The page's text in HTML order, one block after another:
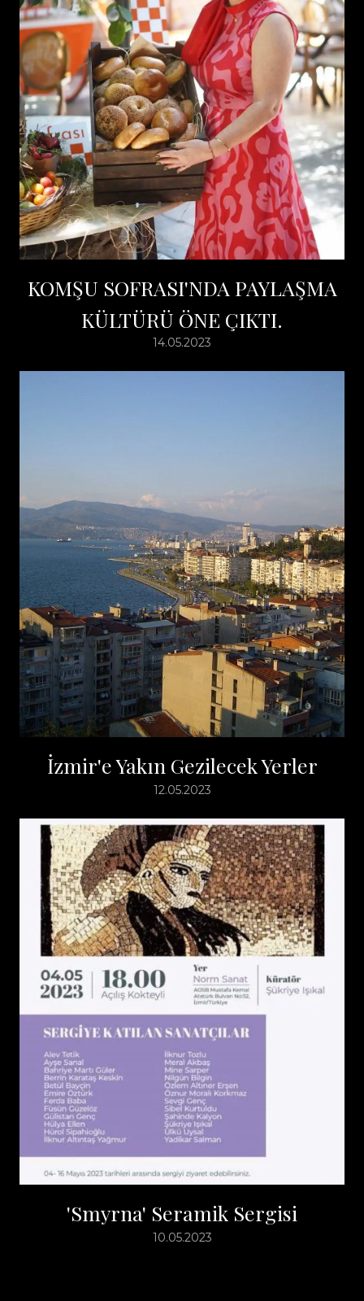
KOMŞU SOFRASI'NDA PAYLAŞMA
KÜLTÜRÜ ÖNE ÇIKTI.
14.05.2023
İzmir'e Yakın Gezilecek Yerler
12.05.2023
'Smyrna' Seramik Sergisi
10.05.2023